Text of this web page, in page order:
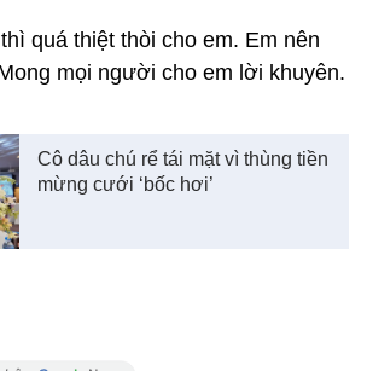
quá thiệt thòi cho em. Em nên
mọi người cho em lời khuyên.
Cô dâu chú rể tái mặt vì thùng tiền
mừng cưới ‘bốc hơi’